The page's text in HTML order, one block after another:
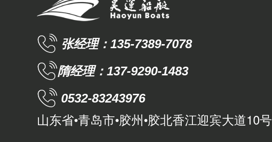
张经理：135-7389-7078
隋经理：137-9290-1483
0532-83243976
山东省•青岛市•胶州•胶北香江迎宾大道10号